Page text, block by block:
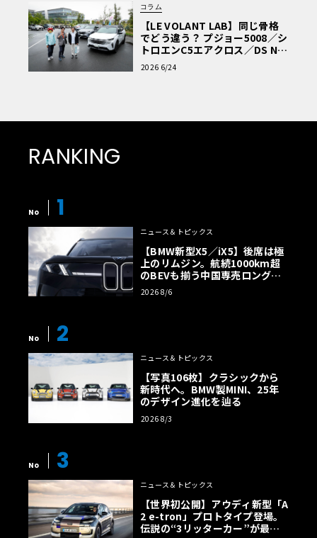
コラム
【LE VOLANT LAB】同じ骨格
でどう違う？ プジョー5008／シ
トロエンC5エアクロス／DS Nº4
読者一気乗りレポート
2026 6/24
RANKING
No 1
ニュース＆トピックス
【BMW新型X5／iX5】後席は極
上のリムジン。航続1000km超
のBEVも揃う中国専売ロング仕
様の全貌
2026 8/6
No 2
ニュース＆トピックス
【写真106枚】クラシックから
新時代へ。BMW製MINI、25年
のデザイン進化を辿る
2026 8/3
No 3
ニュース＆トピックス
【世界初公開】アウディ新型「A
2 e-tron」プロトタイプ登場。
伝説の“3リッターカー”が最高